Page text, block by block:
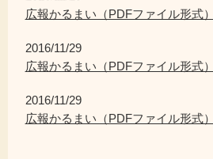
広報かるまい（PDFファイル形式
2016/11/29
広報かるまい（PDFファイル形式
2016/11/29
広報かるまい（PDFファイル形式